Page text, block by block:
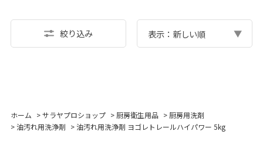
絞り込み 表示：新しい順
ホーム >サラヤプロショップ > 厨房衛生用品 > 厨房用洗剤
>油汚れ用洗浄剤 >油汚れ用洗浄剤 ヨゴレトレールハイパワー 5kg